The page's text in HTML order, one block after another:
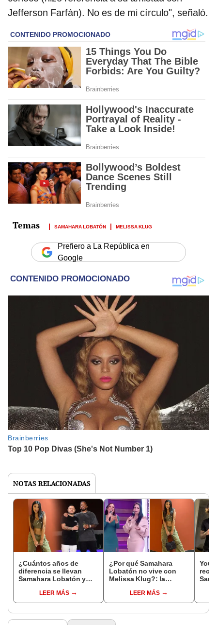
Jefferson Farfán). No es de mi círculo", señaló.
SAMAHARA LOBATÓN MELISSA KLUG
Prefiero a La República en
Google
NOTAS RELACIONADAS
¿Cuántos años de
diferencia se llevan
Samahara Lobatón y
presunta nueva pareja?
LEER MÁS
¿Por qué Samahara
Lobatón no vive con
Melissa Klug?: la
LEER MÁS